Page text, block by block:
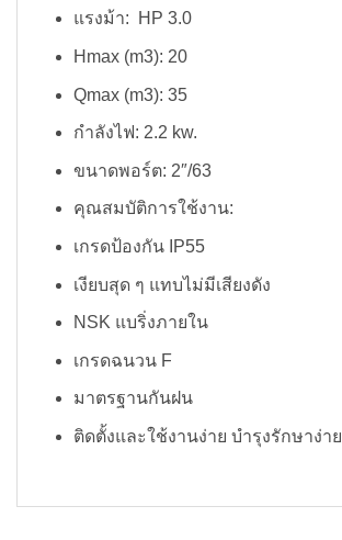
แรงม้า: HP 3.0
Hmax (m3): 20
Qmax (m3): 35
กำลังไฟ: 2.2 kw.
ขนาดพอร์ต: 2″/63
คุณสมบัติการใช้งาน:
เกรดป้องกัน IP55
เงียบสุด ๆ แทบไม่มีเสียงดัง
NSK แบริ่งภายใน
เกรดฉนวน F
มาตรฐานกันฝน
ติดตั้งและใช้งานง่าย บำรุงรักษาง่าย